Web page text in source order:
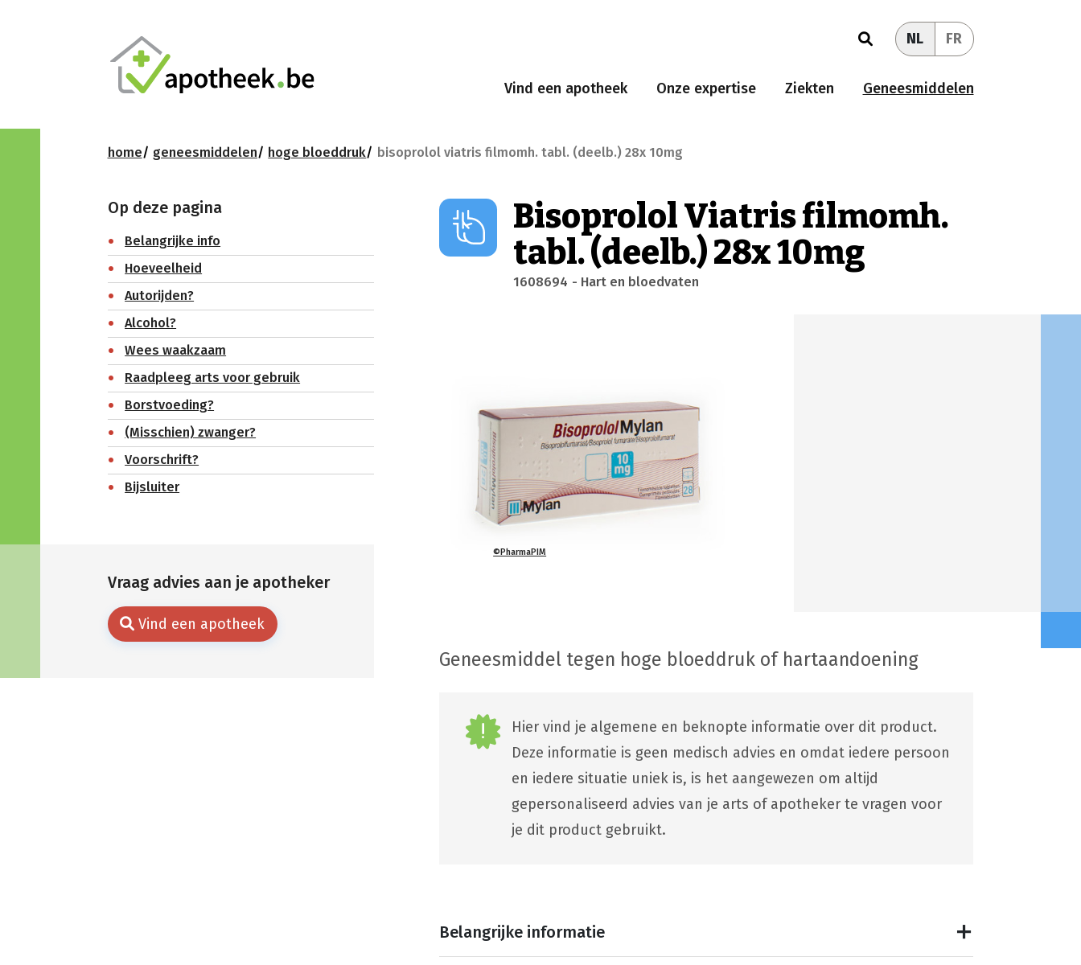
NL FR
Vind een apotheek Onze expertise Ziekten Geneesmiddelen
home geneesmiddelen hoge bloeddruk bisoprolol viatris filmomh. tabl. (deelb.) 28x 10mg
Vraag advies aan je apotheker
Vind een apotheek
Op deze pagina
Belangrijke info
Hoeveelheid
Autorijden?
Alcohol?
Wees waakzaam
Raadpleeg arts voor gebruik
Borstvoeding?
(Misschien) zwanger?
Voorschrift?
Bijsluiter
Bisoprolol Viatris filmomh.
tabl. (deelb.) 28x 10mg
1608694 - Hart en bloedvaten
©PharmaPIM
Geneesmiddel tegen hoge bloeddruk of hartaandoening
Hier vind je algemene en beknopte informatie over dit product.
Deze informatie is geen medisch advies en omdat iedere persoon
en iedere situatie uniek is, is het aangewezen om altijd
gepersonaliseerd advies van je arts of apotheker te vragen voor
je dit product gebruikt.
Belangrijke informatie